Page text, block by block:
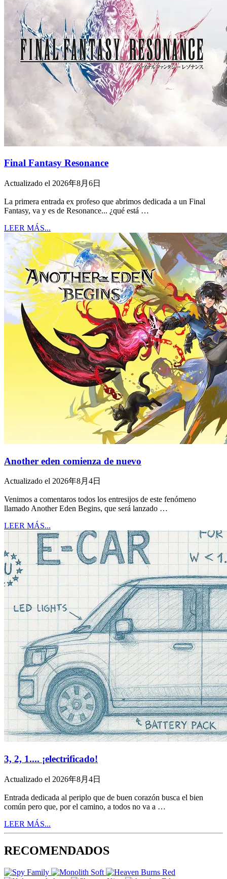
Final Fantasy Resonance
Actualizado el 2026年8月6日
La primera entrada ex profeso que abrimos dedicada a un Final
Fantasy, va y es de Resonance... ¿qué está …
LEER MÁS...
Another eden comienza de nuevo
Actualizado el 2026年8月4日
Venimos a comentaros todos los entresijos de este fenómeno
llamado Another Eden Begins, que será lanzado …
LEER MÁS...
3, 2, 1.... ¡electrificado!
Actualizado el 2026年8月4日
Entrada dedicada al periplo que de buen corazón busca el bien
común pero que, por el camino, a todos no va a …
LEER MÁS...
RECOMENDADOS